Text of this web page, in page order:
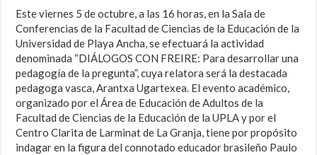
Este viernes 5 de octubre, a las 16 horas, en la Sala de
Conferencias de la Facultad de Ciencias de la Educación de la
Universidad de Playa Ancha, se efectuará la actividad
denominada “DIÁLOGOS CON FREIRE: Para desarrollar una
pedagogía de la pregunta”, cuya relatora será la destacada
pedagoga vasca, Arantxa Ugartexea. El evento académico,
organizado por el Área de Educación de Adultos de la
Facultad de Ciencias de la Educación de la UPLA y por el
Centro Clarita de Larminat de La Granja, tiene por propósito
indagar en la figura del connotado educador brasileño Paulo